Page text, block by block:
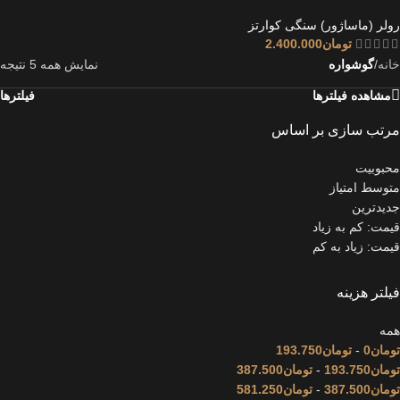
رولر (ماساژور) سنگی کوارتز
تومان2.400.000
خانه/گوشواره نمایش همه 5 نتیجه
مشاهده فیلترها فیلترها
مرتب سازی بر اساس
محبوبیت
متوسط امتیاز
جدیدترین
قیمت: کم به زیاد
قیمت: زیاد به کم
فیلتر هزینه
همه
تومان0
- تومان193.750
تومان193.750
- تومان387.500
تومان387.500
- تومان581.250